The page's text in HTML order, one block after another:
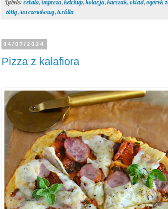
Labels: cebula,impreza,ketchup,kolacja,kurczak,obiad,ogórek
żółty,sos czosnkowy,tortilla
04/07/2024
Pizza z kalafiora